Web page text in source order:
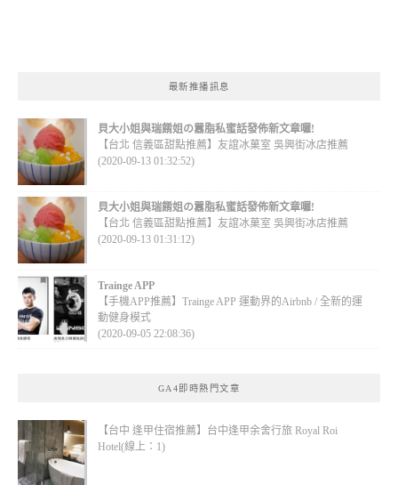
最新推播訊息
貝大小姐與瑞餚姐の囂脂私蜜話發佈新文章囉!
【台北 信義區甜點推薦】友誼冰菓室 吳興街冰店推薦
(2020-09-13 01:32:52)
貝大小姐與瑞餚姐の囂脂私蜜話發佈新文章囉!
【台北 信義區甜點推薦】友誼冰菓室 吳興街冰店推薦
(2020-09-13 01:31:12)
Trainge APP
【手機APP推薦】Trainge APP 運動界的Airbnb / 全新的運
動健身模式
(2020-09-05 22:08:36)
GA4即時熱門文章
【台中 逢甲住宿推薦】台中逢甲余舍行旅 Royal Roi
Hotel(線上：1)